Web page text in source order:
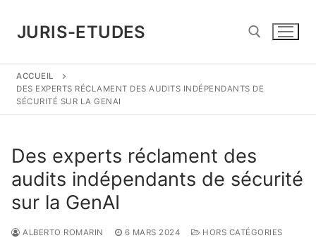
contenu
JURIS-ETUDES
Rechercher :
ACCUEIL
DES EXPERTS RÉCLAMENT DES AUDITS INDÉPENDANTS DE
SÉCURITÉ SUR LA GENAI
Des experts réclament des
audits indépendants de sécurité
sur la GenAI
ALBERTO ROMARIN 6 MARS 2024 HORS CATÉGORIES